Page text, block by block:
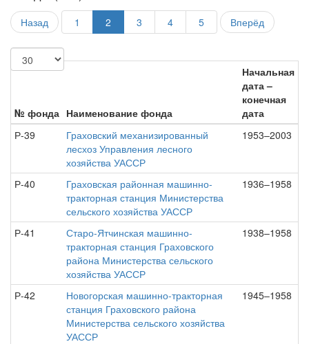
Назад 1 2 3 4 5 Вперёд
№ фонда Наименование фонда
Начальная
дата –
конечная
дата
Р-39
Граховский механизированный
лесхоз Управления лесного
хозяйства УАССР
1953–2003
Р-40
Граховская районная машинно-
тракторная станция Министерства
сельского хозяйства УАССР
1936–1958
Р-41
Старо-Ятчинская машинно-
тракторная станция Граховского
района Министерства сельского
хозяйства УАССР
1938–1958
Р-42
Новогорская машинно-тракторная
станция Граховского района
Министерства сельского хозяйства
УАССР
1945–1958